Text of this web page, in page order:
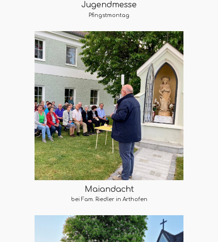
Jugendmesse
Pfingstmontag
Maiandacht
bei Fam. Riedler in Arthofen